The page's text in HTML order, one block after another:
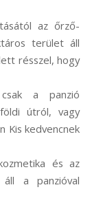
az őrző-
terület áll
résszel, hogy
a panzió
útról, vagy
Kis kedvencnek
és az
a panzióval